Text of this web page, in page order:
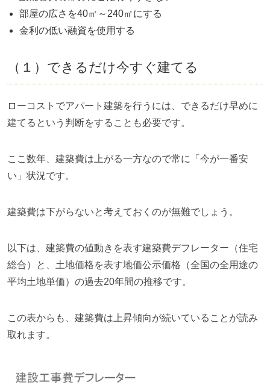
部屋の広さを40㎡～240㎡にする
金利の低い融資を使用する
（１）できるだけ今すぐ建てる
ローコストでアパート建築を行うには、できるだけ早めに
建てるという判断をすることも必要です。
ここ数年、建築費は上がる一方なので常に「今が一番安
い」状況です。
建築費は下がらないと考えておくのが無難でしょう。
以下は、建築費の値動きを表す建築費デフレーター（住宅
総合）と、土地価格を表す地価公示価格（全国の全用途の
平均土地単価）の過去20年間の推移です。
この表からも、建築費は上昇傾向が続いていることが読み
取れます。